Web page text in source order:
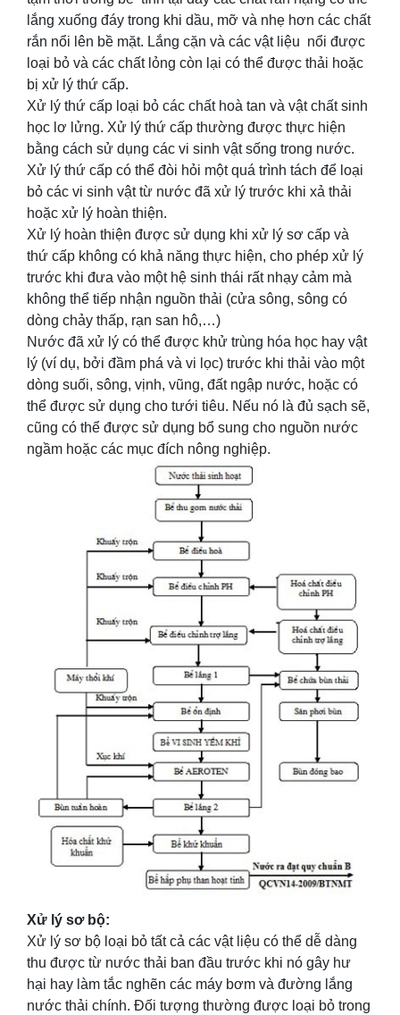
lắng xuống đáy trong khi dầu, mỡ và nhẹ hơn các chất
rắn nổi lên bề mặt. Lắng cặn và các vật liệu nổi được
loại bỏ và các chất lỏng còn lại có thể được thải hoặc
bị xử lý thứ cấp.
Xử lý thứ cấp loại bỏ các chất hoà tan và vật chất sinh
học lơ lửng. Xử lý thứ cấp thường được thực hiện
bằng cách sử dụng các vi sinh vật sống trong nước.
Xử lý thứ cấp có thể đòi hỏi một quá trình tách để loại
bỏ các vi sinh vật từ nước đã xử lý trước khi xả thải
hoặc xử lý hoàn thiện.
Xử lý hoàn thiện được sử dụng khi xử lý sơ cấp và
thứ cấp không có khả năng thực hiện, cho phép xử lý
trước khi đưa vào một hệ sinh thái rất nhạy cảm mà
không thể tiếp nhận nguồn thải (cửa sông, sông có
dòng chảy thấp, rạn san hô,…)
Nước đã xử lý có thể được khử trùng hóa học hay vật
lý (ví dụ, bởi đầm phá và vi lọc) trước khi thải vào một
dòng suối, sông, vịnh, vũng, đất ngập nước, hoặc có
thể được sử dụng cho tưới tiêu. Nếu nó là đủ sạch sẽ,
cũng có thể được sử dụng bổ sung cho nguồn nước
ngầm hoặc các mục đích nông nghiệp.
Xử lý sơ bộ:
Xử lý sơ bộ loại bỏ tất cả các vật liệu có thể dễ dàng
thu được từ nước thải ban đầu trước khi nó gây hư
hại hay làm tắc nghẽn các máy bơm và đường lắng
nước thải chính. Đối tượng thường được loại bỏ trong